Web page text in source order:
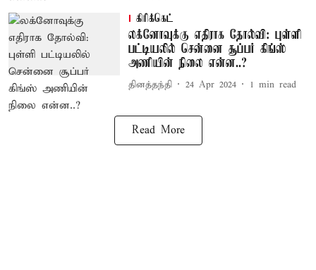
கிரிக்கெட்
லக்னோவுக்கு எதிராக தோல்வி: புள்ளி
பட்டியலில் சென்னை சூப்பர் கிங்ஸ்
அணியின் நிலை என்ன..?
தினத்தந்தி 24 Apr 2024 1 min read
Read More